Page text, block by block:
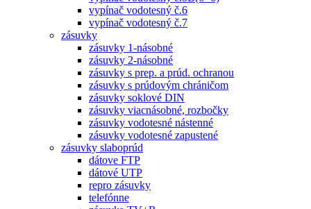
vypínač vodotesný č.6
vypínač vodotesný č.7
zásuvky
zásuvky 1-násobné
zásuvky 2-násobné
zásuvky s prep. a prúd. ochranou
zásuvky s prúdovým chráničom
zásuvky soklové DIN
zásuvky viacnásobné, rozbočky
zásuvky vodotesné nástenné
zásuvky vodotesné zapustené
zásuvky slaboprúd
dátove FTP
dátové UTP
repro zásuvky
telefónne